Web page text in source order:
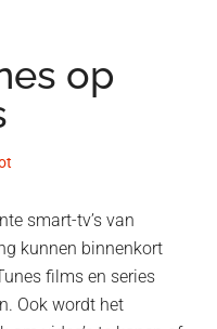
op
smart-tv’s van
kunnen binnenkort
films en series
Ook wordt het